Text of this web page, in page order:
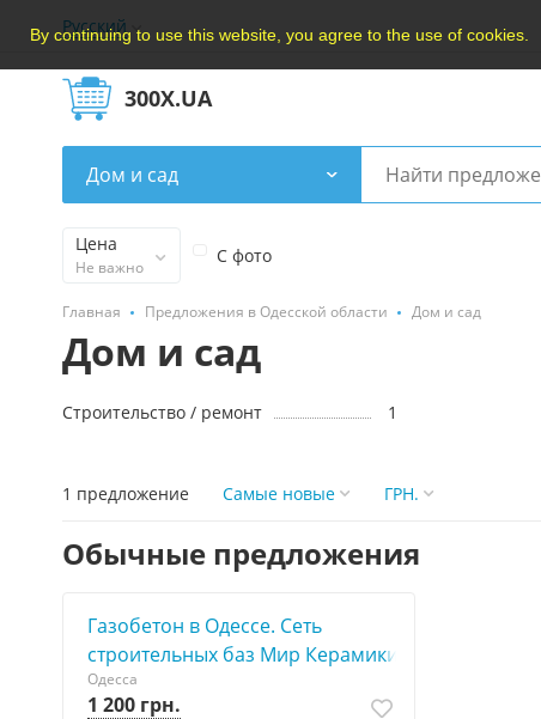
By continuing to use this website, you agree to the use of cookies.
Русский
300X.UA
Дом и сад
Цена
Не важно
С фото
Главная Предложения в Одесской области Дом и сад
Дом и сад
Строительство / ремонт 1
1 предложение Самые новые ГРН.
Обычные предложения
Газобетон в Одессе. Сеть
строительных баз Мир Керамики
Одесса
1 200 грн.